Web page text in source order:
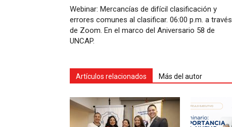
Webinar: Mercancías de difícil clasificación y
errores comunes al clasificar. 06:00 p.m. a través
de Zoom. En el marco del Aniversario 58 de
UNCAP.
Artículos relacionados Más del autor